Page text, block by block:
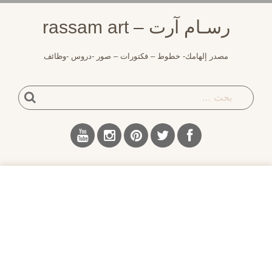
رسـام آرت – rassam art
مصدر إلهامك- خطوط – فكتورات – صور -دروس -وظائف